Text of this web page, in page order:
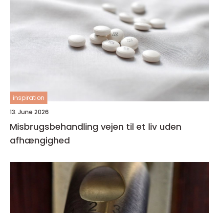
inspiration
13. June 2026
Misbrugsbehandling vejen til et liv uden
afhængighed